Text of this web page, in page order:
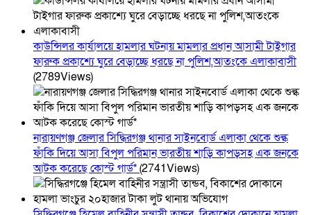
কাউন্সিলর কার্যালয়ে হামলার ঘটনায় মামলার প্রধান আসামী টাইগার
ফারুক প্রকাশ্যে ঘুরে বেড়াচ্ছে ধরছে না পুলিশ,আতংকে এলাকাবাসী
(2789Views)
নারায়ণগঞ্জ জেলার সিদ্ধিরগঞ্জ থানার সাইনবোর্ড এলাকা থেকে শুল্ক
ফাঁকি দিয়ে আসা বিপুল পরিমান ভারতীয় শাড়ি কাপড়সহ এক জনকে
আটক করেছে কোস্ট গার্ড*(2741Views)